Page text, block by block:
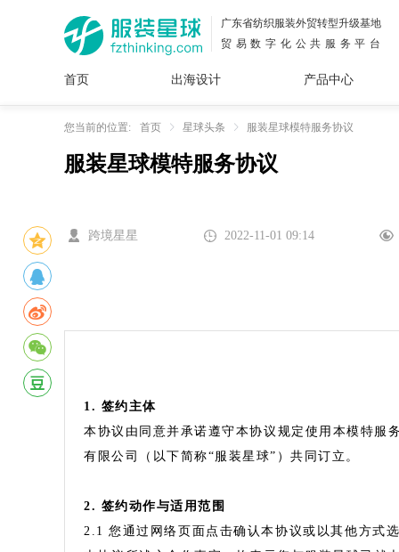
广东省纺织服装外贸转型升级基地
贸易数字化公共服务平台
首页 出海设计
面料
花型
插画
图案
服装
设计
产品中心
女装
内衣
男装
运动
童装
牛仔
您当前的位置: 首页 星球头条 服装星球模特服务协议
服装星球模特服务协议
跨境星星 2022-11-01 09:14
1. 签约主体
本协议由同意并承诺遵守本协议规定使用本模特服
有限公司（以下简称“服装星球”）共同订立。
2. 签约动作与适用范围
2.1 您通过网络页面点击确认本协议或以其他方式